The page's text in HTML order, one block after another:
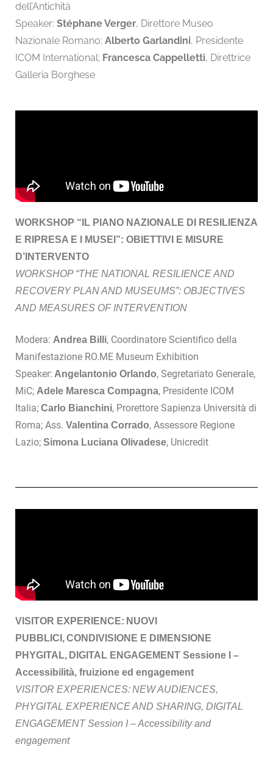
dell’Antichità
Speaker: Stéphane Verger, Direttore Museo
Nazionale Romano; Alberto Garlandini, Presidente
ICOM International; Francesca Cappelletti, Direttrice
Galleria Borghese
WORKSHOP “IL PIANO NAZIONALE DI RESILIENZA
E RIPRESA E I MUSEI”: OBIETTIVI E MISURE
D’INTERVENTO
WORKSHOP “THE NATIONAL RESILIENCE AND
RECOVERY PLAN AND MUSEUMS”: OBJECTIVES
AND MEASURES OF INTERVENTION
Modera: Andrea Billi, Coordinatore Scientifico della
Manifestazione RO.ME Museum Exhibition
Speaker: Angelantonio Orlando, Segretariato Generale,
MiC; Adele Maresca Compagna, Presidente ICOM
Italia; Carlo Bianchini, Prorettore Sapienza Università di
Roma; Ass. Valentina Corrado, Assessore Regione
Lazio; Simona Luciana Olivadese, Unicredit
VISITOR EXPERIENCE: NUOVI
PUBBLICI, CONDIVISIONE E DIMENSIONE
PHYGITAL, DIGITAL ENGAGEMENT Sessione I –
Accessibilità, fruizione ed engagement
VISITOR EXPERIENCES: NEW AUDIENCES,
PHYGITAL EXPERIENCE AND SHARING, DIGITAL
ENGAGEMENT Session I – Accessibility and
engagement